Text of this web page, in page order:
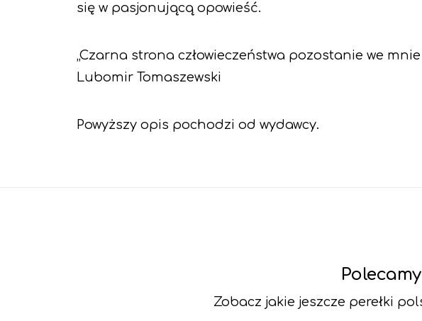
się w pasjonującą opowieść.
„Czarna strona człowieczeństwa pozostanie we
Lubomir Tomaszewski
Powyższy opis pochodzi od wydawcy.
Zobacz jakie jeszcze perełki